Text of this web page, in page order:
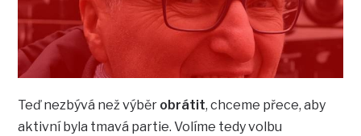
Teď nezbývá než výběr obrátit, chceme přece, aby
aktivní byla tmavá partie. Volíme tedy volbu